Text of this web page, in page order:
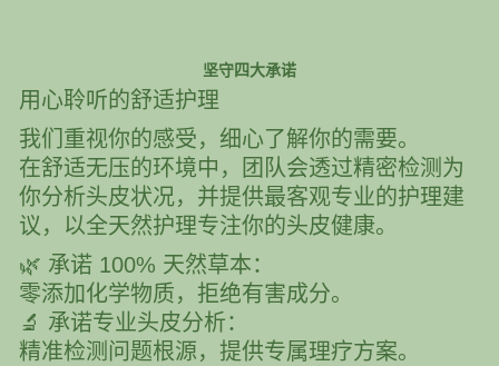
坚守四大承诺
用心聆听的舒适护理
我们重视你的感受，细心了解你的需要。
在舒适无压的环境中，团队会透过精密检测为
你分析头皮状况，并提供最客观专业的护理建
议，以全天然护理专注你的头皮健康。
🌿 承诺 100% 天然草本：
零添加化学物质，拒绝有害成分。
🔬 承诺专业头皮分析：
精准检测问题根源，提供专属理疗方案。